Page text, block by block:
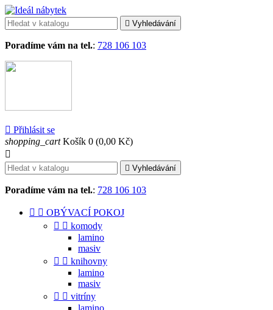
 Vyhledávání
Poradíme vám na tel.: 728 106 103
 Přihlásit se
shopping_cart Košík 0 (0,00 Kč)

 Vyhledávání
Poradíme vám na tel.: 728 106 103
  OBÝVACÍ POKOJ
  komody
lamino
masiv
  knihovny
lamino
masiv
  vitríny
lamino